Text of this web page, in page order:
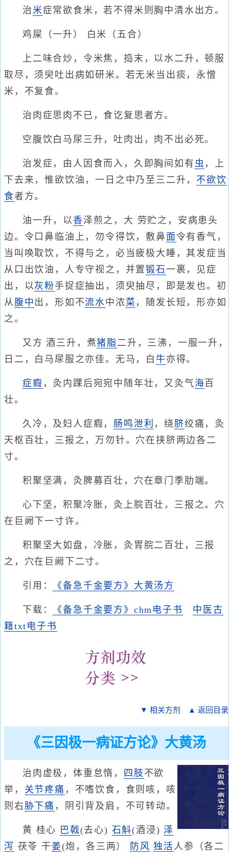
治米症常欲食米，若不得米则胸中清水出方。
鸡屎（一升） 白米（五合）
上二味合炒，令米焦，捣末，以水二升，顿服
取尽，须臾吐出病如研米。若无米当出痰，永憎
米，不复食。
治肉症思肉不已，食讫复思者方。
空腹饮白马尿三升，吐肉出，肉不出必死。
治发症，由人因食而入，久即胸间如有 虫 ，上
下去来，惟欲饮油，一日之中乃至三二升， 不欲饮
食者方。
油一升，以 香泽煎之，大 劳贮之，安病患头
边。令口鼻临油上，勿令得饮，敷鼻 面 令有香气，
当叫唤取饮，不得与之，必当疲极大睡，其发症当
从口出饮油，人专守视之，并置锻石 一裹，见症
出，以灰粉手捉症抽出，须臾抽尽，即是发也。初
从 腹中出，形如不流水中浓菜 ，随发长短，形亦如
之。
又方 酒三升，煮猪脂二升，三沸，一服一升，
日二，白马尿服之亦佳。无马，白 牛 亦得。
症瘕 ，灸内踝后宛宛中随年壮，又灸气海 百
壮。
久冷，及妇人症瘕， 肠鸣泄利 ，绕 脐绞痛，灸
天枢百壮，三报之，万勿针。穴在挟脐两边各二
寸。
积聚坚满，灸脾募百壮，穴在章门季肋端。
心下坚，积聚冷胀，灸上脘百壮，三报之。穴
在巨阙下一寸许。
积聚坚大如盘，冷胀，灸胃脘二百壮，三报
之，穴在巨阙下二寸。
引用： 《备急千金要方》大黄汤方
下载： 《备急千金要方》chm电子书
中医古
籍txt电子书
▼ 相关方剂 ▲ 返回目录
《三因极一病证方论》大黄汤
治肉虚极，体重怠惰， 四肢不欲
举， 关节疼痛 ，不嗜饮食，食则咳，咳
则右 胁下痛 ，阴引背及肩，不可转动。
黄 桂心 巴戟(去心) 石斛(酒浸) 泽
泻 茯苓 干姜(炮，各三两） 防风 独活人参（各二